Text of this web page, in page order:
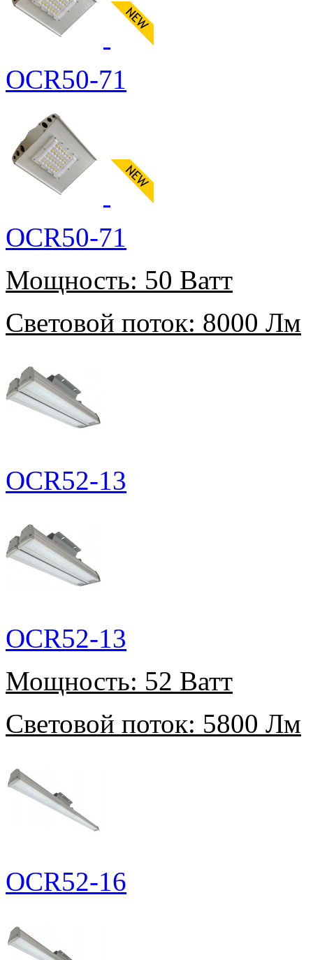
OCR50-71
OCR50-71
Мощность: 50 Ватт
Световой поток: 8000 Лм
OCR52-13
OCR52-13
Мощность: 52 Ватт
Световой поток: 5800 Лм
OCR52-16